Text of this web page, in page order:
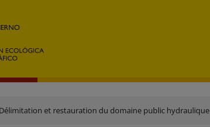
Délimitation et restauration du domaine public hydraulique